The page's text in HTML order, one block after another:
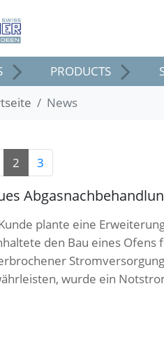
PRODUCTS
News
2 3
plante eine
den Bau eines
wurde ein